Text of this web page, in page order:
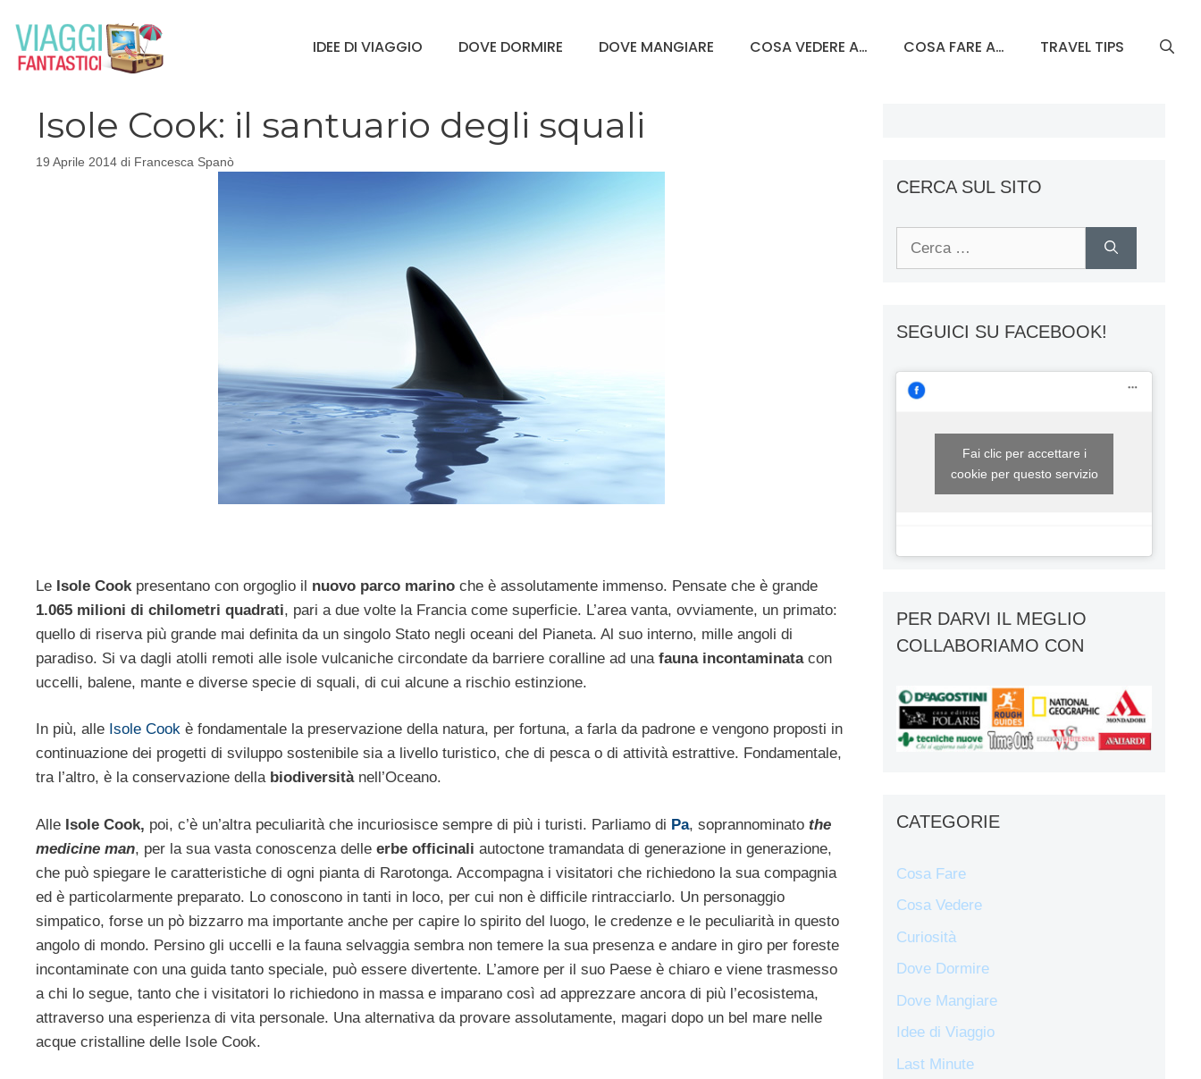
contenuto
IDEE DI VIAGGIO DOVE DORMIRE DOVE MANGIARE COSA VEDERE A… COSA FARE A… TRAVEL TIPS
Isole Cook: il santuario degli squali
19 Aprile 2014 di Francesca Spanò
Le Isole Cookpresentano con orgoglio il nuovo parco marino che è assolutamente immenso. Pensate che è grande
1.065 milioni di chilometri quadrati, pari a due volte la Francia come superficie. L’area vanta, ovviamente, un primato:
quello di riserva più grande mai definita da un singolo Stato negli oceani del Pianeta. Al suo interno, mille angoli di
paradiso. Si va dagli atolli remoti alle isole vulcaniche circondate da barriere coralline ad una fauna incontaminatacon
uccelli, balene, mante e diverse specie di squali, di cui alcune a rischio estinzione.
In più, alle Isole Cook è fondamentale la preservazione della natura, per fortuna, a farla da padrone e vengono proposti in
continuazione dei progetti di sviluppo sostenibile sia a livello turistico, che di pesca o di attività estrattive. Fondamentale,
tra l’altro, è la conservazione della biodiversitànell’Oceano.
Alle Isole Cook, poi, c’è un’altra peculiarità che incuriosisce sempre di più i turisti. Parliamo di Pa, soprannominato the
medicine man, per la sua vasta conoscenza delle erbe officinali autoctone tramandata di generazione in generazione,
che può spiegare le caratteristiche di ogni pianta di Rarotonga. Accompagna i visitatori che richiedono la sua compagnia
ed è particolarmente preparato. Lo conoscono in tanti in loco, per cui non è difficile rintracciarlo. Un personaggio
simpatico, forse un pò bizzarro ma importante anche per capire lo spirito del luogo, le credenze e le peculiarità in questo
angolo di mondo. Persino gli uccelli e la fauna selvaggia sembra non temere la sua presenza e andare in giro per foreste
incontaminate con una guida tanto speciale, può essere divertente. L’amore per il suo Paese è chiaro e viene trasmesso
a chi lo segue, tanto che i visitatori lo richiedono in massa e imparano così ad apprezzare ancora di più l’ecosistema,
attraverso una esperienza di vita personale. Una alternativa da provare assolutamente, magari dopo un bel mare nelle
acque cristalline delle Isole Cook.
CERCA SUL SITO
SEGUICI SU FACEBOOK!
Fai clic per accettare i
cookie per questo servizio
PER DARVI IL MEGLIO
COLLABORIAMO CON
CATEGORIE
Cosa Fare
Cosa Vedere
Curiosità
Dove Dormire
Dove Mangiare
Idee di Viaggio
Last Minute